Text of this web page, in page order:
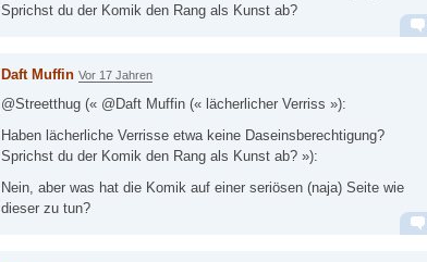
Sprichst du der Komik den Rang als Kunst ab?
Daft Muffin Vor 17 Jahren
@Streetthug (« @Daft Muffin (« lächerlicher Verriss »):
Haben lächerliche Verrisse etwa keine Daseinsberechtigung?
Sprichst du der Komik den Rang als Kunst ab? »):
Nein, aber was hat die Komik auf einer seriösen (naja) Seite wie
dieser zu tun?